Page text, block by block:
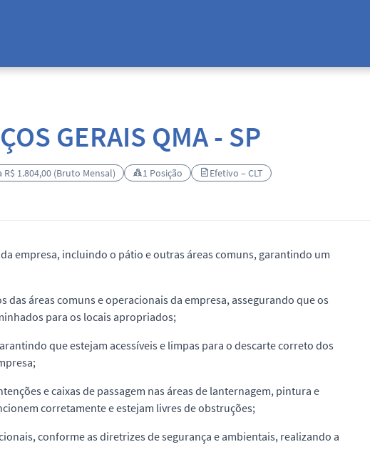
GERAIS QMA - SP
R$ 1.804,00 (Bruto Mensal) 1 Posição
Efetivo – CLT
empresa, incluindo o pátio e outras áreas comuns, garantindo um
das áreas comuns e operacionais da empresa, assegurando que os
para os locais apropriados;
que estejam acessíveis e limpas para o descarte correto dos
e caixas de passagem nas áreas de lanternagem, pintura e
corretamente e estejam livres de obstruções;
conforme as diretrizes de segurança e ambientais, realizando a